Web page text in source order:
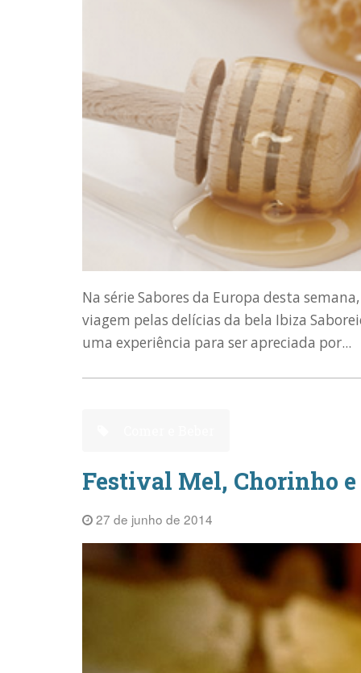
Na série Sabores da Europa desta
viagem pelas delícias da bela Ibiza
uma experiência para ser apreciada por...
Festival Mel, Chorinho e
27 de junho de 2014